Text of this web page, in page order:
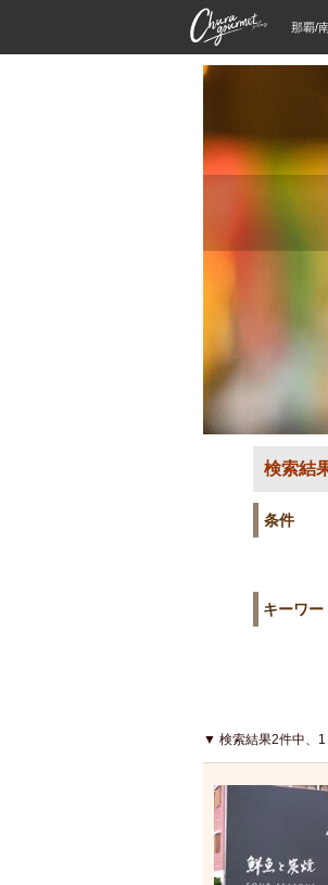
那覇/
検索結
条件
キーワー
▼ 検索結果2件中、1